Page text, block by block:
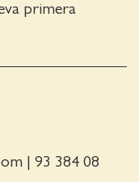
primera
93 384 08